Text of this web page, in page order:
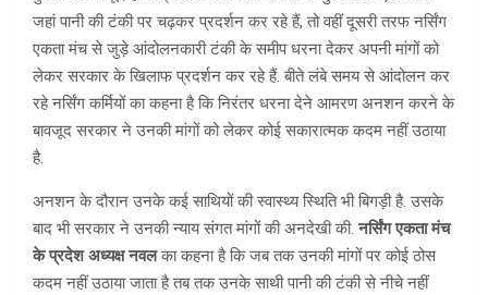
जहां पानी की टंकी पर चढ़कर प्रदर्शन कर रहे हैं, तो वहीं दूसरी तरफ नर्सिंग
एकता मंच से जुड़े आंदोलनकारी टंकी के समीप धरना देकर अपनी मांगों को
लेकर सरकार के खिलाफ प्रदर्शन कर रहे हैं. बीते लंबे समय से आंदोलन कर
रहे नर्सिंग कर्मियों का कहना है कि निरंतर धरना देने आमरण अनशन करने के
बावजूद सरकार ने उनकी मांगों को लेकर कोई सकारात्मक कदम नहीं उठाया
है.
अनशन के दौरान उनके कई साथियों की स्वास्थ्य स्थिति भी बिगड़ी है. उसके
बाद भी सरकार ने उनकी न्याय संगत मांगों की अनदेखी की.नर्सिंग एकता मंच
के प्रदेश अध्यक्ष नवलका कहना है कि जब तक उनकी मांगों पर कोई ठोस
कदम नहीं उठाया जाता है तब तक उनके साथी पानी की टंकी से नीचे नहीं